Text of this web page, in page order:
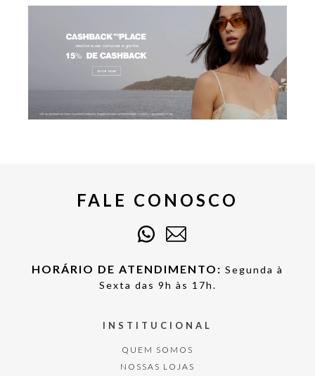
FALE CONOSCO
HORÁRIO DE ATENDIMENTO: Segunda à
Sexta das 9h às 17h.
INSTITUCIONAL
QUEM SOMOS
NOSSAS LOJAS